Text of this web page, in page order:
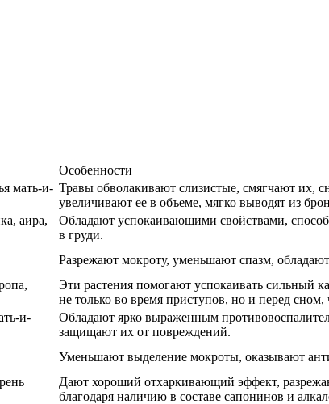
Особенности
мать-и- Травы обволакивают слизистые, смягчают их,
увеличивают ее в объеме, мягко выводят из
аира,
Обладают успокаивающими свойствами,
в груди.
Разрежают мокроту, уменьшают спазм,
Эти растения помогают успокаивать сильный
не только во время приступов, но и перед сном,
и-
Обладают ярко выраженным
защищают их от повреждений.
Уменьшают выделение мокроты, оказывают
Дают хороший отхаркивающий эффект,
благодаря наличию в составе сапонинов и